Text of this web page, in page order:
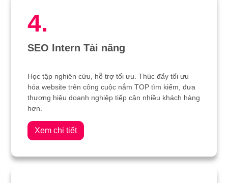
4.
SEO Intern Tài năng
Học tập nghiên cứu, hỗ trợ tối ưu. Thúc đẩy tối ưu
hóa website trên công cuộc nắm TOP tìm kiếm, đưa
thương hiệu doanh nghiệp tiếp cận nhiều khách hàng
hơn.
Xem chi tiết